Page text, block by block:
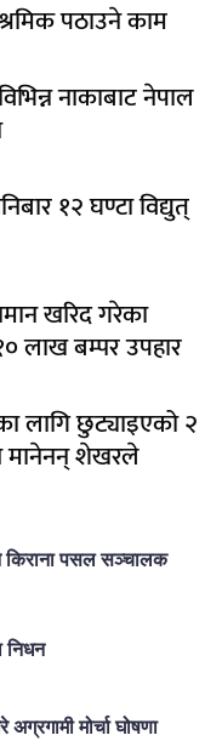
पठाउने काम
नाकाबाट नेपाल
१२ घण्टा विद्युत्
खरिद गरेका
लाख बम्पर उपहार
लागि छुट्याइएको २
मानेनन् शेखरले
किराना पसल सञ्चालक
निधन
मोर्चा घोषणा